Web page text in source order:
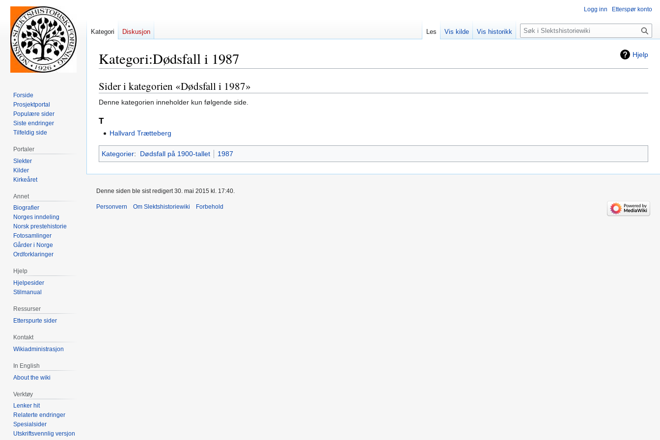
Hjelp
Kategori:Dødsfall i 1987
Hopp
til
navigering
Hopp
til
søk
Sider i kategorien «Dødsfall i 1987»
Denne kategorien inneholder kun følgende side.
T
Hallvard Trætteberg
Kategorier: Dødsfall på 1900-tallet 1987
Logg inn Etterspør konto
Kategori Diskusjon Les Vis kilde Vis historikk
Søk
Forside
Prosjektportal
Populære sider
Siste endringer
Tilfeldig side
Portaler
Slekter
Kilder
Kirkeåret
Annet
Biografier
Norges inndeling
Norsk prestehistorie
Fotosamlinger
Gårder i Norge
Ordforklaringer
Hjelp
Hjelpesider
Stilmanual
Ressurser
Etterspurte sider
Kontakt
Wikiadministrasjon
In English
About the wiki
Verktøy
Lenker hit
Relaterte endringer
Spesialsider
Utskriftsvennlig versjon
Denne siden ble sist redigert 30. mai 2015 kl. 17:40.
Personvern Om Slektshistoriewiki Forbehold